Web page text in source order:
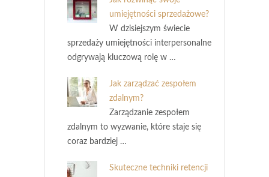
umiejętności sprzedażowe?
W dzisiejszym świecie
sprzedaży umiejętności interpersonalne
odgrywają kluczową rolę w …
Jak zarządzać zespołem
zdalnym?
Zarządzanie zespołem
zdalnym to wyzwanie, które staje się
coraz bardziej …
Skuteczne techniki retencji